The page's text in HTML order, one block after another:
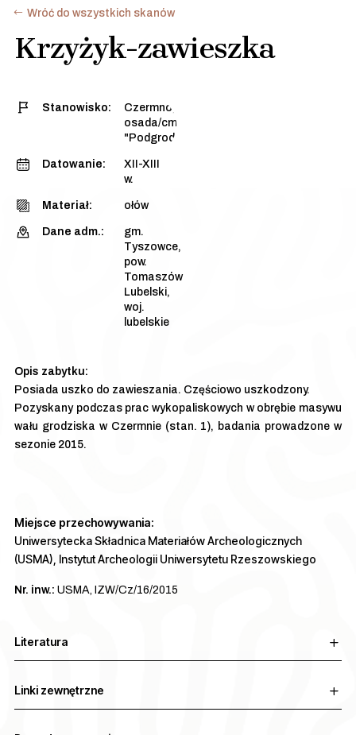
Wróć do wszystkich skanów
Krzyżyk-zawieszka
Stanowisko:
Czermno, stan. 3 -
osada/cmentarzysko
"Podgrodzie Dalsze"
Datowanie:
XII-XIII
w.
Materiał: ołów
Dane adm.:
gm.
Tyszowce,
pow.
Tomaszów
Lubelski,
woj.
lubelskie
Posiada uszko do zawieszania. Częściowo uszkodzony.
Pozyskany podczas prac wykopaliskowych w obrębie masywu
wału grodziska w Czermnie (stan. 1), badania prowadzone w
sezonie 2015.
Miejsce przechowywania:
Uniwersytecka Składnica Materiałów Archeologicznych
(USMA), Instytut Archeologii Uniwersytetu Rzeszowskiego
Nr. inw.: USMA, IZW/Cz/16/2015
Literatura
Linki zewnętrzne